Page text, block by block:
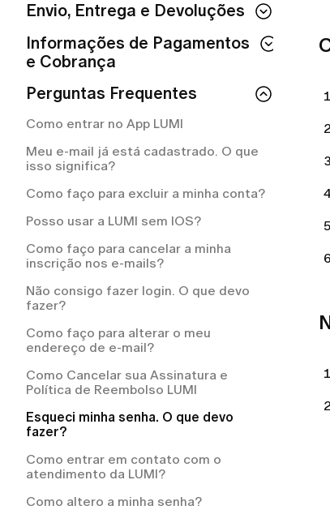
Se eu cancelar a minha assinatura,
perco o acesso imediatamente?
Como posso conferir o status da minha
assinatura?
Como cancelar a sua assinatura LUMI?
O que está incluído na minha assinatura
Como cancelar a sua assinatura LUMI?
Com que frequência serei cobrada pelo
meu plano de assinatura?
Envio, Entrega e Devoluções
Como fazer um pedido na LUMI?
Preciso pagar pelo serviço de entrega?
Meu pedido está atrasado. O que devo
pedido?
devolução?
Para quais países vocês entregam?
Posso alterar ou cancelar o meu pedido
após finalizá-lo?
Como faço para devolver uma peça que
não serviu?
O que acontece se um item do meu
pedido estiver fora de estoque?
Preciso pagar pelo frete de devolução?
Informações de Pagamentos
e Cobrança
Quanto tempo leva para receber o
reembolso da LUMI?
Por que a LUMI me cobrou
automaticamente?
Como solicitar um reembolso na LUMI?
Como posso solicitar um reembolso?
Perguntas Frequentes
Como entrar no App LUMI
Meu e-mail já está cadastrado. O que
isso significa?
Como faço para excluir a minha conta?
Posso usar a LUMI sem IOS?
Como faço para cancelar a minha
inscrição nos e-mails?
Não consigo fazer login. O que devo
fazer?
Como faço para alterar o meu
endereço de e-mail?
Como Cancelar sua Assinatura e
Política de Reembolso LUMI
Esqueci minha senha. O que devo
fazer?
Como entrar em contato com o
atendimento da LUMI?
Como altero a minha senha?